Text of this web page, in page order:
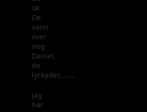
ok.
De
vann
över
mig
Daniel,
de
lyckades……..
Jag
har